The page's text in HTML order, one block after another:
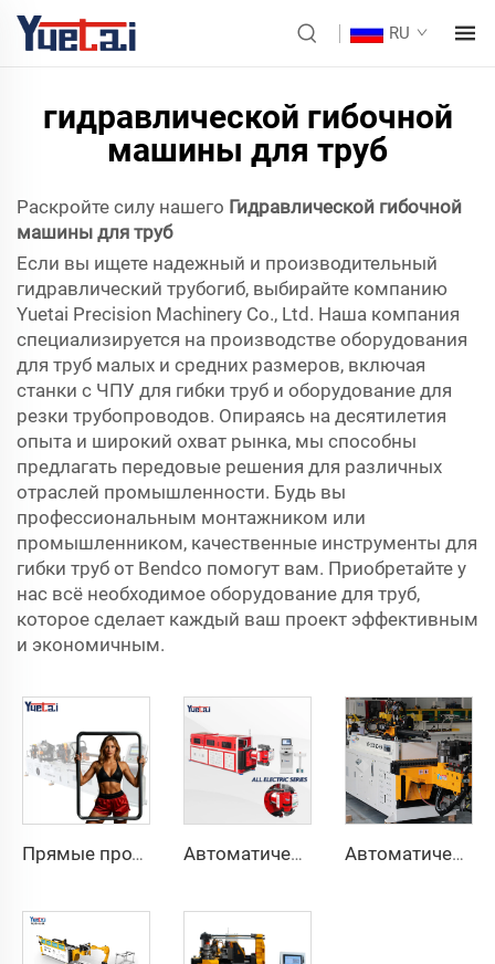
RU
гидравлической гибочной
машины для труб
Раскройте силу нашего Гидравлической гибочной
машины для труб
Если вы ищете надежный и производительный
гидравлический трубогиб, выбирайте компанию
Yuetai Precision Machinery Co., Ltd. Наша компания
специализируется на производстве оборудования
для труб малых и средних размеров, включая
станки с ЧПУ для гибки труб и оборудование для
резки трубопроводов. Опираясь на десятилетия
опыта и широкий охват рынка, мы способны
предлагать передовые решения для различных
отраслей промышленности. Будь вы
профессиональным монтажником или
промышленником, качественные инструменты для
гибки труб от Bendco помогут вам. Приобретайте у
нас всё необходимое оборудование для труб,
которое сделает каждый ваш проект эффективным
и экономичным.
Прямые продажи с завода, двухголовочный автоматический гидравлический трубогибочный станок с ЧПУ, станок для гибки труб из углеродистой стали Автоматическая полностью электрическая ротационная двусторонняя гибочная машина серии CNC для металлических стальных труб, трубогибочные станки Автоматический двухрукавный трубогибочный станок CNC одновременная двухсторонняя система формовки труб для выхлопных систем и перил